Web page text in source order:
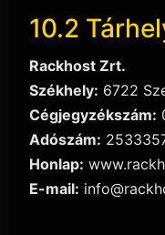
10.2
Rackhost Zrt.
Székhely: 6722
Cégjegyzékszám:
Adószám:
Honlap:
E-mail: